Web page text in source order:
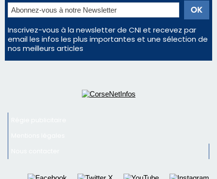
Régie publicitaire
Nous contacter
© 2026 corsenetinfos